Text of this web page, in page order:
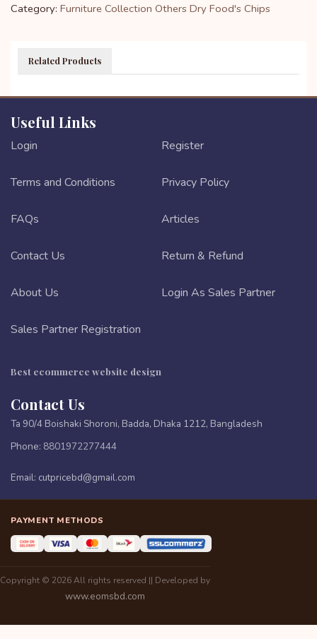
Category: Furniture Collection Others Dry Food's Chips
Related Products
Useful Links
Login Register
Terms and Conditions Privacy Policy
FAQs Articles
Contact Us Return & Refund
About Us Login As Sales Partner
Sales Partner Registration
Best ecommerce website design
Contact Us
Ta 90/4 Boishaki Shoroni, Badda, Dhaka 1212, Bangladesh
Phone: 8801972277444
Email: cutpricebd@gmail.com
PAYMENT METHODS
Copyright © 2026 All rights reserved || Developed by
www.eomsbd.com